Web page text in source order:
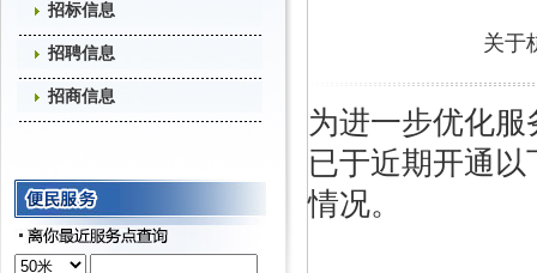
招标信息
招聘信息
招商信息
关于
为进一步优化
已于近期开通
情况。